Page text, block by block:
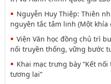
Nguyễn Huy Thiệp: Thiên
nguyên tắc tâm linh (Một khía
Viện Văn học đồng chủ trì
nối truyền thống, vững bước
Khai mạc trưng bày “Kết
tương lai”